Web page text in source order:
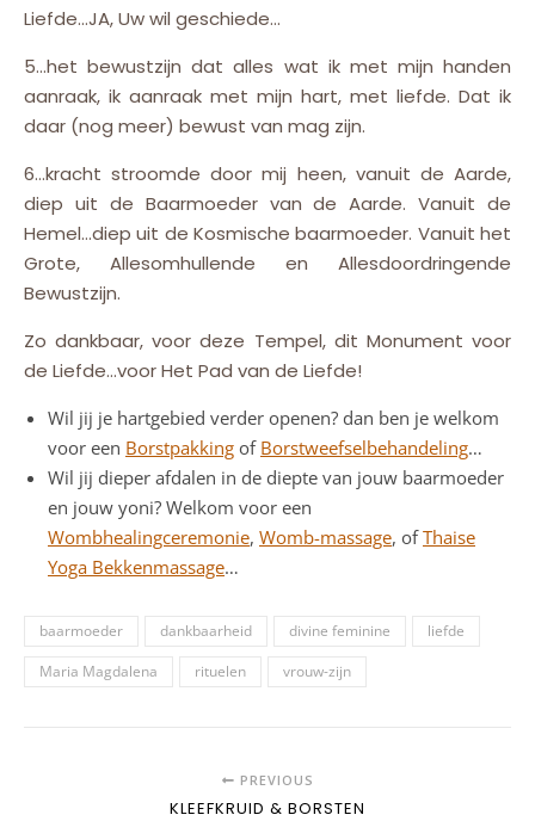
Liefde…JA, Uw wil geschiede…
5…het bewustzijn dat alles wat ik met mijn handen
aanraak, ik aanraak met mijn hart, met liefde. Dat ik
daar (nog meer) bewust van mag zijn.
6…kracht stroomde door mij heen, vanuit de Aarde,
diep uit de Baarmoeder van de Aarde. Vanuit de
Hemel…diep uit de Kosmische baarmoeder. Vanuit het
Grote, Allesomhullende en Allesdoordringende
Bewustzijn.
Zo dankbaar, voor deze Tempel, dit Monument voor
de Liefde…voor Het Pad van de Liefde!
Wil jij je hartgebied verder openen? dan ben je welkom
voor een Borstpakking of Borstweefselbehandeling…
Wil jij dieper afdalen in de diepte van jouw baarmoeder
en jouw yoni? Welkom voor een
Wombhealingceremonie, Womb-massage, ofThaise
Yoga Bekkenmassage…
baarmoeder dankbaarheid divine feminine
liefde
Maria Magdalena
rituelen vrouw-zijn
PREVIOUS
KLEEFKRUID & BORSTEN